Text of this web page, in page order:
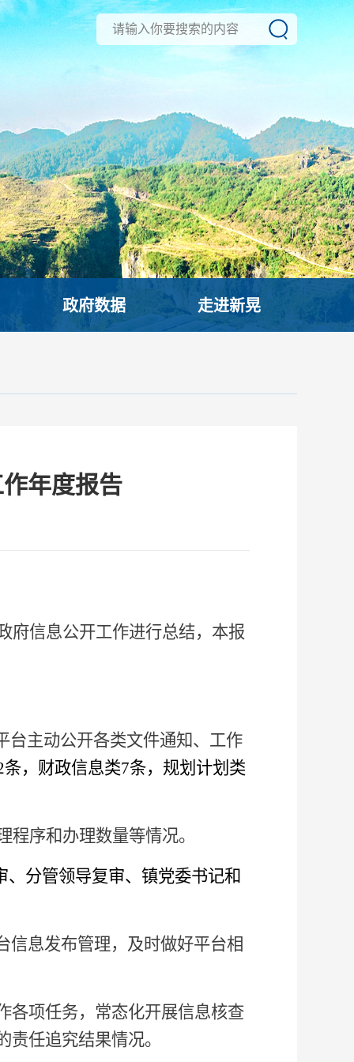
政府数据 走进新晃
年度报告
府信息公开工作进行总结，本报
台主动公开各类文件通知、工作
条，财政信息类7条，规划计划类
程序和办理数量等情况。
、分管领导复审、镇党委书记和
信息发布管理，及时做好平台相
各项任务，常态化开展信息核查
责任追究结果情况。